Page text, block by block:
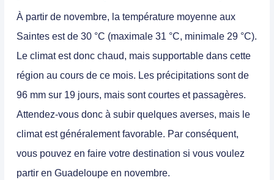
À partir de novembre, la température moyenne aux
Saintes est de 30 °C (maximale 31 °C, minimale 29 °C).
Le climat est donc chaud, mais supportable dans cette
région au cours de ce mois. Les précipitations sont de
96 mm sur 19 jours, mais sont courtes et passagères.
Attendez-vous donc à subir quelques averses, mais le
climat est généralement favorable. Par conséquent,
vous pouvez en faire votre destination si vous voulez
partir en Guadeloupe en novembre.